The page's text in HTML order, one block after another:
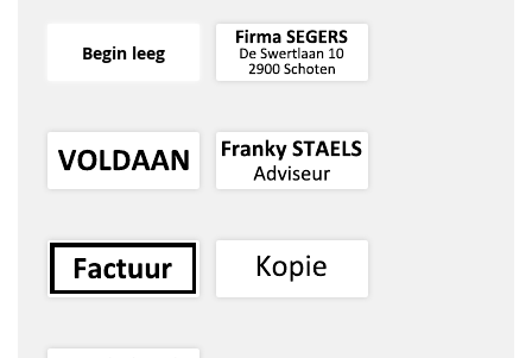
Begin leeg